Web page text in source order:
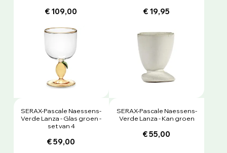
€ 109,00 € 19,95
SERAX-Pascale Naessens-
Verde Lanza - Glas groen -
set van 4
€ 59,00
SERAX-Pascale Naessens-
Verde Lanza - Kan groen
€ 55,00